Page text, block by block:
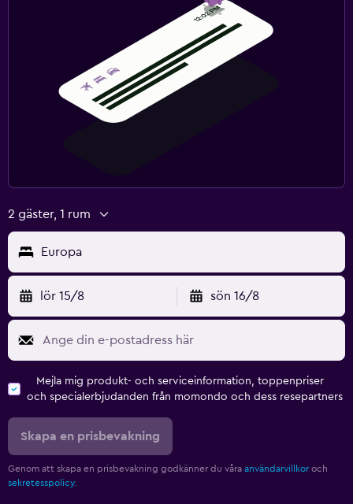
2 gäster, 1 rum
Europa
lör 15/8 sön 16/8
Mejla mig produkt- och serviceinformation, toppenpriser
och specialerbjudanden från momondo och dess resepartners
Skapa en prisbevakning
Genom att skapa en prisbevakning godkänner du våra användarvillkor och
sekretesspolicy.